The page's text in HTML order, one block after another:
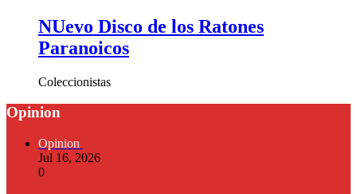
NUevo Disco de los Ratones
Paranoicos
Coleccionistas
Opinion
Opinion
Jul 16, 2026
0